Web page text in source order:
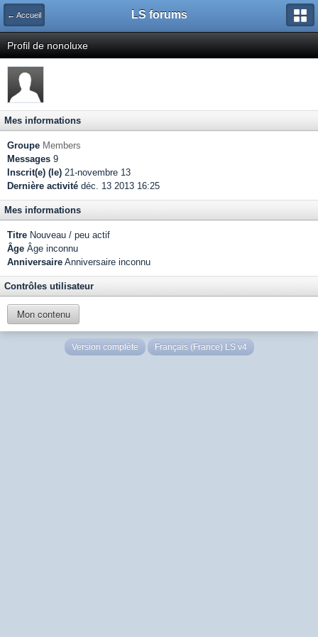
← Accueil LS forums
Profil de nonoluxe
Mes informations
Groupe Members
Messages 9
Inscrit(e) (le) 21-novembre 13
Dernière activité déc. 13 2013 16:25
Mes informations
Titre Nouveau / peu actif
Âge Âge inconnu
Anniversaire Anniversaire inconnu
Contrôles utilisateur
Mon contenu
Version complète Français (France) LS v4